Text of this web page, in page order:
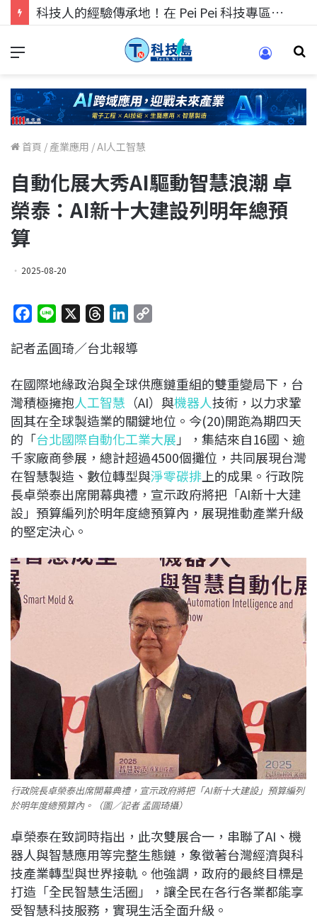
科技人的經驗傳承地！在 Pei Pei 科技專區，與學弟妹交流最硬核的技術
首頁 / 產業應用 /AI人工智慧
自動化展大秀AI驅動智慧浪潮 卓
榮泰：AI新十大建設列明年總預
算
2025-08-20
c
b
o
o
k
n
r
a
d
s
n
e
d
I
n
L
i
n
k
記者孟圓琦／台北報導
在國際地緣政治與全球供應鏈重組的雙重變局下，台
灣積極擁抱人工智慧 （AI）與機器人技術，以力求鞏
固其在全球製造業的關鍵地位。今(20)開跑為期四天
的「台北國際自動化工業大展 」，集結來自16國、逾
千家廠商參展，總計超過4500個攤位，共同展現台灣
在智慧製造、數位轉型與淨零碳排 上的成果。行政院
長卓榮泰出席開幕典禮，宣示政府將把「AI新十大建
設」預算編列於明年度總預算內，展現推動產業升級
的堅定決心。
行政院長卓榮泰出席開幕典禮，宣示政府將把「AI新十大建設」預算編列
於明年度總預算內。（圖／記者 孟圓琦攝）
卓榮泰在致詞時指出，此次雙展合一，串聯了AI、機
器人與智慧應用等完整生態鏈，象徵著台灣經濟與科
技產業轉型與世界接軌。他強調，政府的最終目標是
打造「全民智慧生活圈」，讓全民在各行各業都能享
受智慧科技服務，實現生活全面升級。